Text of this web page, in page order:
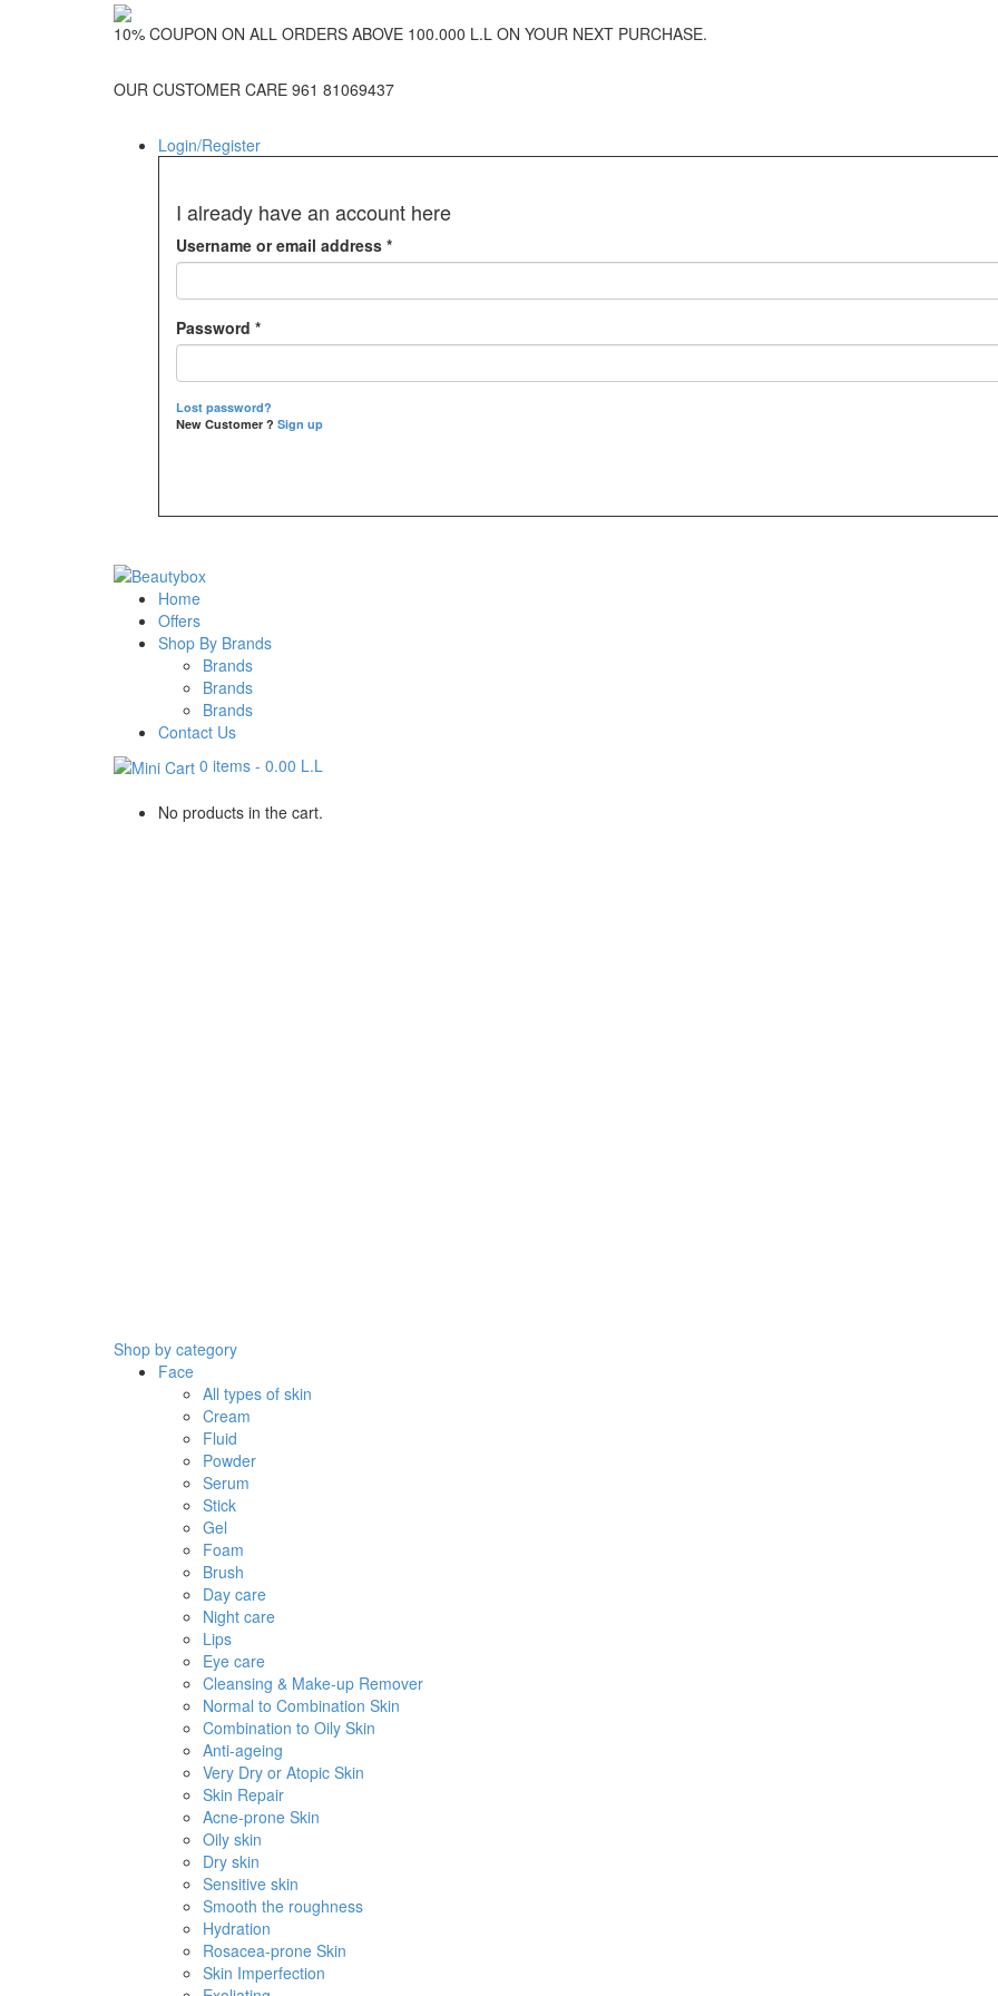
10% COUPON ON ALL ORDERS ABOVE 100.000 L.L ON YOUR NEXT PURCHASE.
OUR CUSTOMER CARE 961 81069437
Login/Register
I already have an account here
Username or email address *
Password *
Lost password?
New Customer ? Sign up
Home
Offers
Shop By Brands
Brands
Brands
Brands
Contact Us
0 items - 0.00 L.L
No products in the cart.
Shop by category
Face
All types of skin
Cream
Fluid
Powder
Serum
Stick
Gel
Foam
Brush
Day care
Night care
Lips
Eye care
Cleansing & Make-up Remover
Normal to Combination Skin
Combination to Oily Skin
Anti-ageing
Very Dry or Atopic Skin
Skin Repair
Acne-prone Skin
Oily skin
Dry skin
Sensitive skin
Smooth the roughness
Hydration
Rosacea-prone Skin
Skin Imperfection